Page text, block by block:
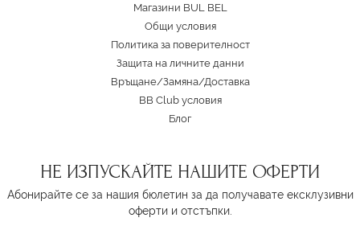
Магазини BUL BEL
Oбщи условия
Политика за поверителност
Защита на личните данни
Връщане/Замяна/Доставка
BB Club условия
Блог
НЕ ИЗПУСКАЙТЕ НАШИТЕ ОФЕРТИ
Абонирайте се за нашия бюлетин за да получавате ексклузивни
оферти и отстъпки.